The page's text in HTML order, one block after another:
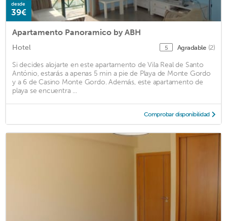
desde
39€
Apartamento Panoramico by ABH
Hotel 5 Agradable (2)
Si decides alojarte en este apartamento de Vila Real de Santo
António, estarás a apenas 5 min a pie de Playa de Monte Gordo
y a 6 de Casino Monte Gordo. Además, este apartamento de
playa se encuentra ...
Comprobar disponibilidad